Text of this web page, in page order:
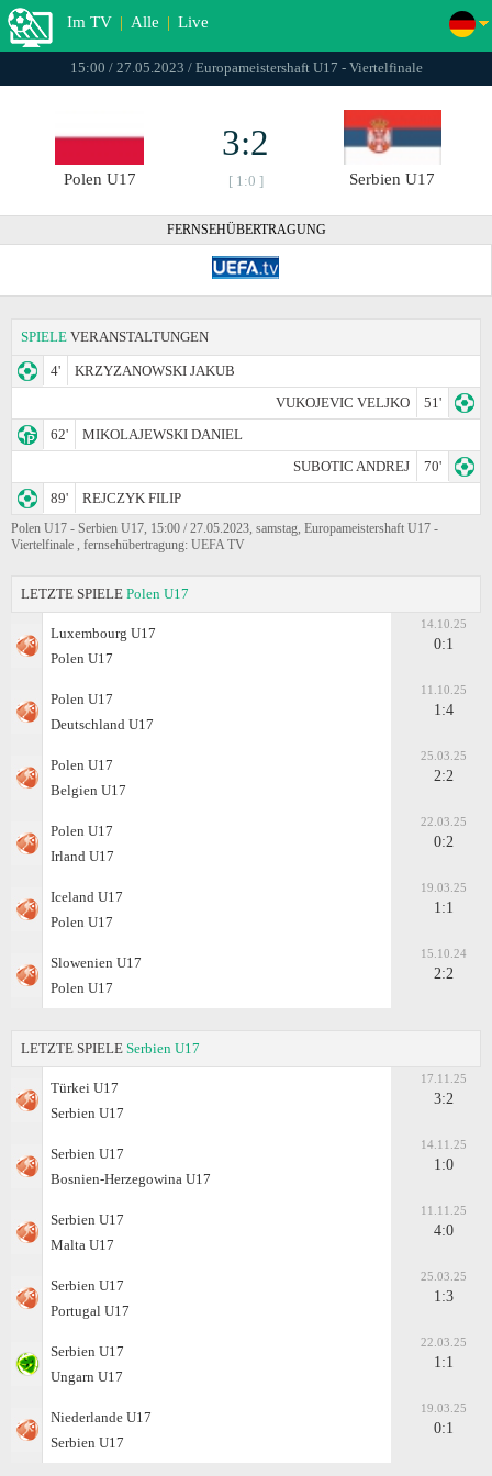
Im TV | Alle | Live
15:00 / 27.05.2023 / Europameistershaft U17 - Viertelfinale
Polen U17
3:2
[ 1:0 ] Serbien U17
FERNSEHÜBERTRAGUNG
SPIELE VERANSTALTUNGEN
4'
KRZYZANOWSKI JAKUB
VUKOJEVIC VELJKO
51'
62'
MIKOLAJEWSKI DANIEL
SUBOTIC ANDREJ
70'
89'
REJCZYK FILIP
Polen U17 - Serbien U17, 15:00 / 27.05.2023, samstag, Europameistershaft U17 -
Viertelfinale , fernsehübertragung: UEFA TV
LETZTE SPIELE Polen U17
Luxembourg U17
Polen U17
14.10.25
0:1
Polen U17
Deutschland U17
11.10.25
1:4
Polen U17
Belgien U17
25.03.25
2:2
Polen U17
Irland U17
22.03.25
0:2
Iceland U17
Polen U17
19.03.25
1:1
Slowenien U17
Polen U17
15.10.24
2:2
LETZTE SPIELE Serbien U17
Türkei U17
Serbien U17
17.11.25
3:2
Serbien U17
Bosnien-Herzegowina U17
14.11.25
1:0
Serbien U17
Malta U17
11.11.25
4:0
Serbien U17
Portugal U17
25.03.25
1:3
Serbien U17
Ungarn U17
22.03.25
1:1
Niederlande U17
Serbien U17
19.03.25
0:1